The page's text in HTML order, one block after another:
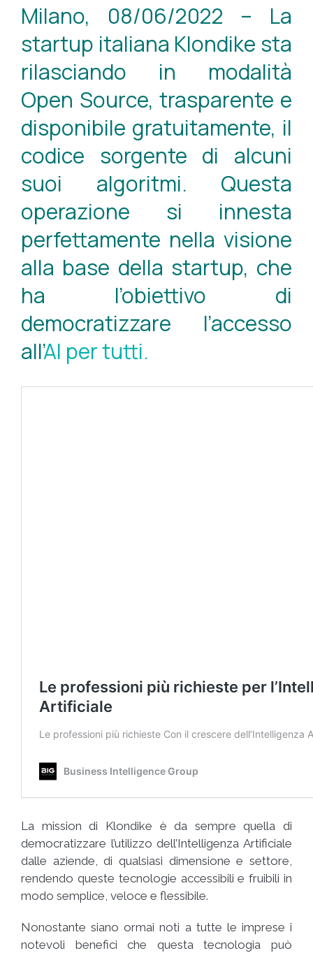
Milano, 08/06/2022 – La
startup italiana Klondike sta
rilasciando in modalità
Open Source, trasparente e
disponibile gratuitamente, il
codice sorgente di alcuni
suoi algoritmi. Questa
operazione si innesta
perfettamente nella visione
alla base della startup, che
ha l’obiettivo di
democratizzare l’accesso
all’AI per tutti.
La mission di Klondike è da sempre quella di
democratizzare l’utilizzo dell’Intelligenza Artificiale
dalle aziende, di qualsiasi dimensione e settore,
rendendo queste tecnologie accessibili e fruibili in
modo semplice, veloce e flessibile.
Nonostante siano ormai noti a tutte le imprese i
notevoli benefici che questa tecnologia può